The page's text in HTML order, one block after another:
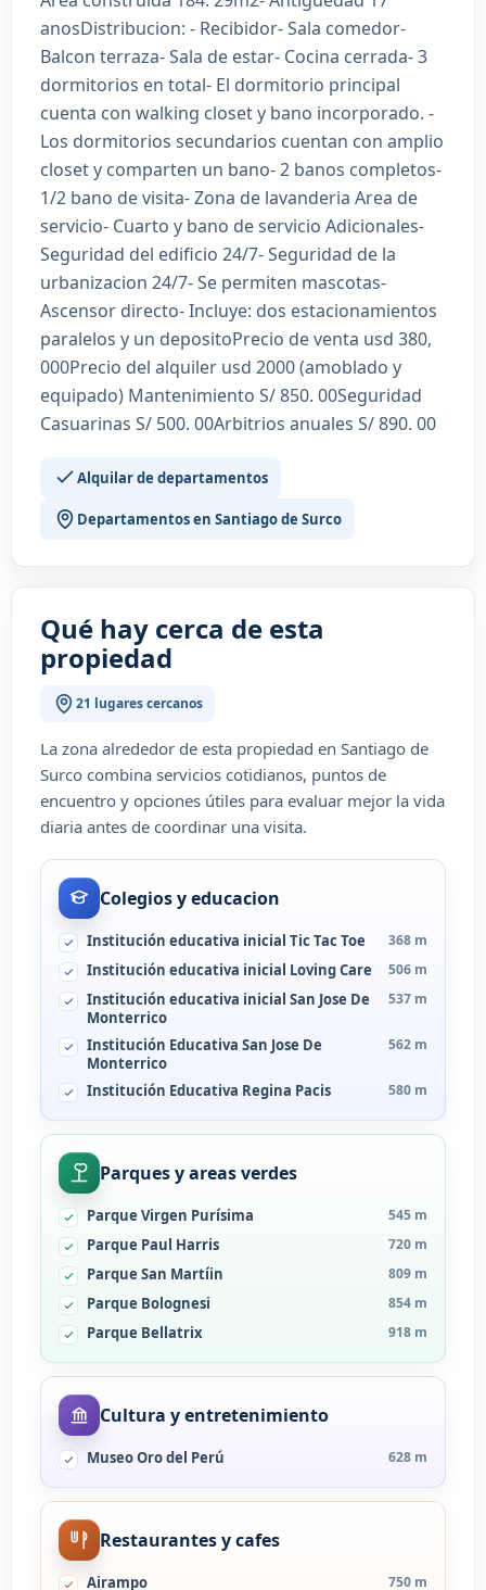
anosDistribucion: - Recibidor- Sala comedor-
Balcon terraza- Sala de estar- Cocina cerrada- 3
dormitorios en total- El dormitorio principal
cuenta con walking closet y bano incorporado. -
Los dormitorios secundarios cuentan con amplio
closet y comparten un bano- 2 banos completos-
1/2 bano de visita- Zona de lavanderia Area de
servicio- Cuarto y bano de servicio Adicionales-
Seguridad del edificio 24/7- Seguridad de la
urbanizacion 24/7- Se permiten mascotas-
Ascensor directo- Incluye: dos estacionamientos
paralelos y un depositoPrecio de venta usd 380,
000Precio del alquiler usd 2000 (amoblado y
equipado) Mantenimiento S/ 850. 00Seguridad
Casuarinas S/ 500. 00Arbitrios anuales S/ 890. 00
Alquilar de departamentos
Departamentos en Santiago de Surco
Qué hay cerca de esta
propiedad
21 lugares cercanos
La zona alrededor de esta propiedad en Santiago de
Surco combina servicios cotidianos, puntos de
encuentro y opciones útiles para evaluar mejor la vida
diaria antes de coordinar una visita.
Colegios y educacion
Institución educativa inicial Tic Tac Toe 368 m
Institución educativa inicial Loving Care 506 m
Institución educativa inicial San Jose De
Monterrico
537 m
Institución Educativa San Jose De
Monterrico
562 m
Institución Educativa Regina Pacis 580 m
Parques y areas verdes
Parque Virgen Purísima 545 m
Parque Paul Harris 720 m
Parque San Martíin 809 m
Parque Bolognesi 854 m
Parque Bellatrix 918 m
Cultura y entretenimiento
Museo Oro del Perú 628 m
Restaurantes y cafes
Airampo 750 m